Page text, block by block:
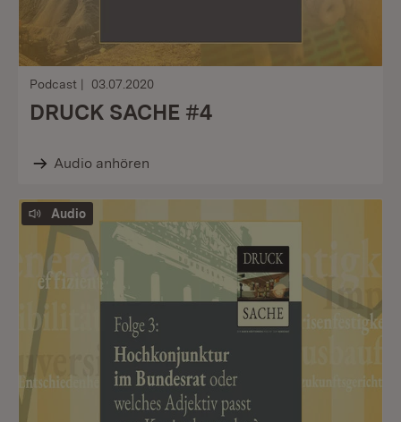
Podcast 03.07.2020
DRUCK SACHE #4
Audio anhören
Audio